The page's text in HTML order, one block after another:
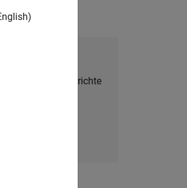
beitreten
Berichte